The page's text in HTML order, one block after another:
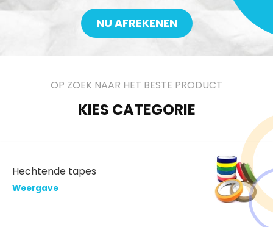
NU AFREKENEN
OP ZOEK NAAR HET BESTE PRODUCT
KIES CATEGORIE
Hechtende tapes
Weergave